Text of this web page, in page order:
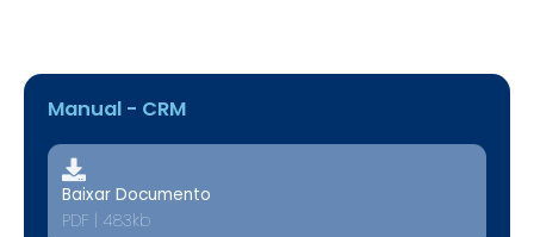
Manual - CRM
Baixar Documento
PDF | 483kb